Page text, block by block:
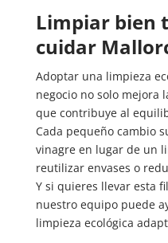
Limpiar bien
cuidar
Adoptar una limpieza
negocio no solo mejora
que contribuye al
Cada pequeño cambio
vinagre en lugar de un
reutilizar envases o
Y si quieres llevar esta
nuestro equipo puede
limpieza ecológica